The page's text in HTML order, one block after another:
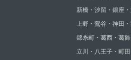
新橋・汐留・銀座
上野・鶯谷・神田
錦糸町・葛西・葛飾
立川・八王子・町田